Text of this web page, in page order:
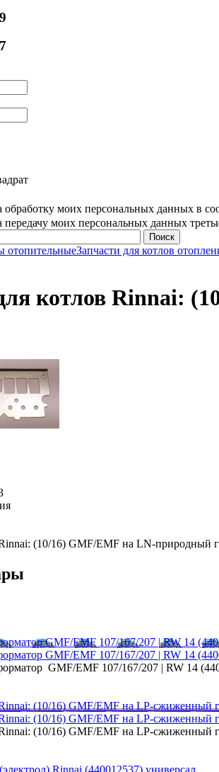
обработку моих персональных данных в
передачу моих персональных данных
отопительныеЗапчасти для котлов
котлов Rinnai:
(10/16) GMF/EMF на LN-природный
GMF/EMF 107/167/207 | RW 14
GMF/EMF 107/167/207 | RW 14
GMF/EMF 107/167/207 | RW 14
(10/16) GMF/EMF на LP-сжиженный
(10/16) GMF/EMF на LP-сжиженный
(10/16) GMF/EMF на LP-сжиженный
Rinnai (440012537) универсал